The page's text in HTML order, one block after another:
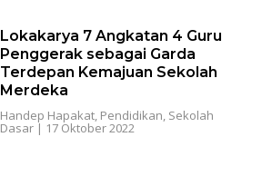
Lokakarya 7 Angkatan 4 Guru
Penggerak sebagai Garda
Terdepan Kemajuan Sekolah
Merdeka
Handep Hapakat, Pendidikan, Sekolah
Dasar| 17 Oktober 2022